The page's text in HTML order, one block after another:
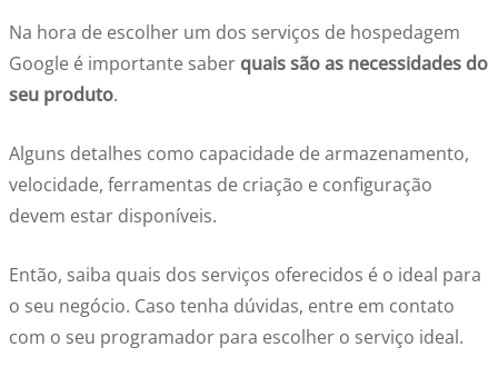
Na hora de escolher um dos serviços de hospedagem
Google é importante saber quais são as necessidades do
seu produto.
Alguns detalhes como capacidade de armazenamento,
velocidade, ferramentas de criação e configuração
devem estar disponíveis.
Então, saiba quais dos serviços oferecidos é o ideal para
o seu negócio. Caso tenha dúvidas, entre em contato
com o seu programador para escolher o serviço ideal.